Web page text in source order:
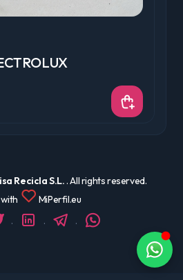
Recicla S.L.. All rights reserved.
MiPerfil.eu